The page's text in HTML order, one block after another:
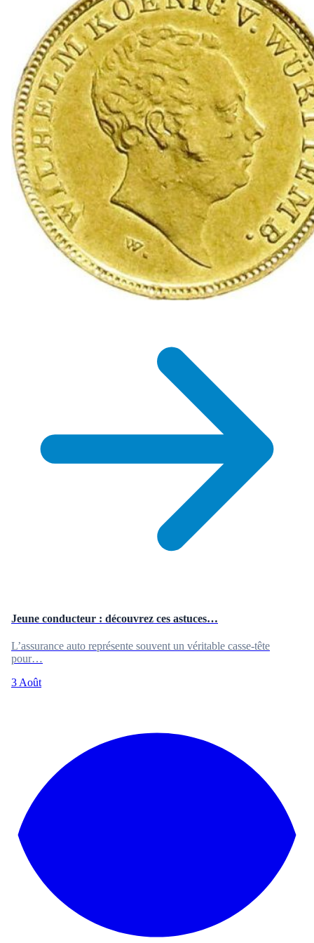
Jeune conducteur : découvrez ces astuces…
L’assurance auto représente souvent un véritable casse-tête
pour…
3 Août